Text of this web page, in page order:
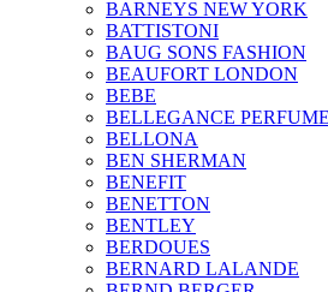
BARNEYS NEW YORK
BATTISTONI
BAUG SONS FASHION
BEAUFORT LONDON
BEBE
BELLEGANCE
BELLONA
BEN SHERMAN
BENEFIT
BENETTON
BENTLEY
BERDOUES
BERNARD LALANDE